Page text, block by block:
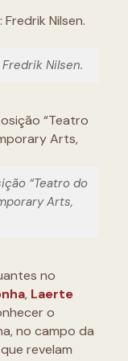
Nilsen.
“Teatro do
Arts,
no
,Laerte
o
no campo da
revelam